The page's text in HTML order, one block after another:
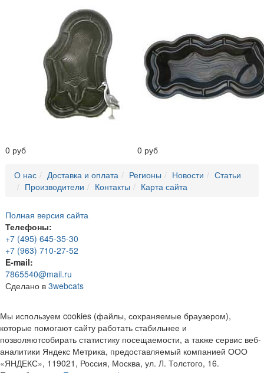
0 руб 0 руб
О нас Доставка и оплата Регионы Новости
Статьи
Производители
Контакты Карта сайта
Полная версия сайта
Телефоны:
+7 (495) 645-35-30
+7 (963) 710-27-52
E-mail:
7865540@mail.ru
Сделано в 3webcats
Мы используем cookies (файлы, сохраняемые браузером),
которые помогают сайту работать стабильнее и
позволяютсобирать статистику посещаемости, а также сервис веб-
аналитики Яндекс Метрика, предоставляемый компанией ООО
«ЯНДЕКС», 119021, Россия, Москва, ул. Л. Толстого, 16.